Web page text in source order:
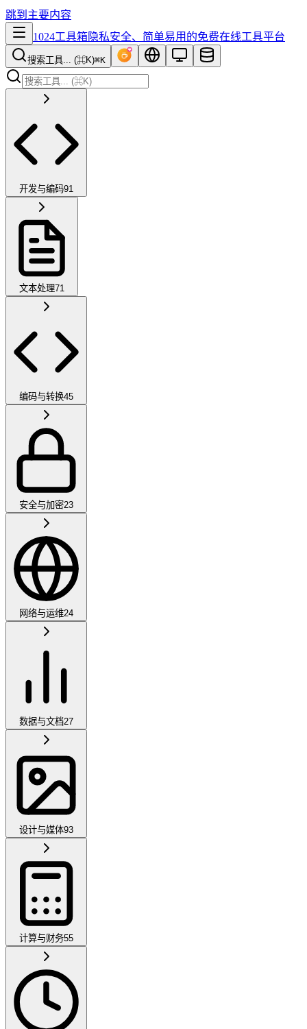
跳到主要内容
1024工具箱隐私安全、简单易用的免费在线工具平台
搜索工具... (⌘K)⌘K
开发与编码91
文本处理71
编码与转换45
安全与加密23
网络与运维24
数据与文档27
设计与媒体93
计算与财务55